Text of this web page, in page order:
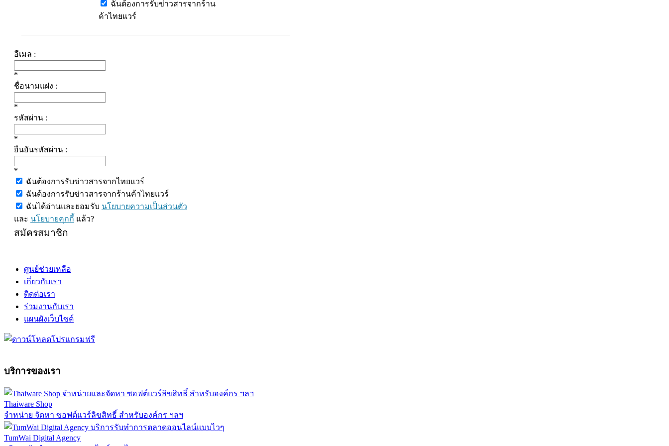
ฉันต้องการรับข่าวสารจากร้าน
ค้าไทยแวร์
อีเมล :
*
ชื่อนามแฝง :
*
รหัสผ่าน :
*
ยืนยันรหัสผ่าน :
*
ฉันต้องการรับข่าวสารจากไทยแวร์
ฉันต้องการรับข่าวสารจากร้านค้าไทยแวร์
ฉันได้อ่านและยอมรับ นโยบายความเป็นส่วนตัว
และ นโยบายคุกกี้ แล้ว?
สมัครสมาชิก
ศูนย์ช่วยเหลือ
เกี่ยวกับเรา
ติดต่อเรา
ร่วมงานกับเรา
แผนผังเว็บไซต์
บริการของเรา
Thaiware Shop
จำหน่าย จัดหา ซอฟต์แวร์ลิขสิทธิ์ สำหรับองค์กร ฯลฯ
TumWai Digital Agency